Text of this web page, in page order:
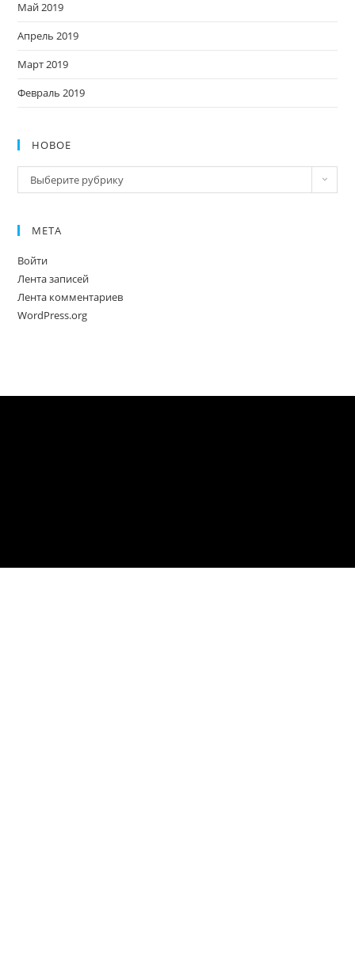
Май 2019
Апрель 2019
Март 2019
Февраль 2019
НОВОЕ
Новое
Выберите рубрику
МЕТА
Войти
Лента записей
Лента комментариев
WordPress.org